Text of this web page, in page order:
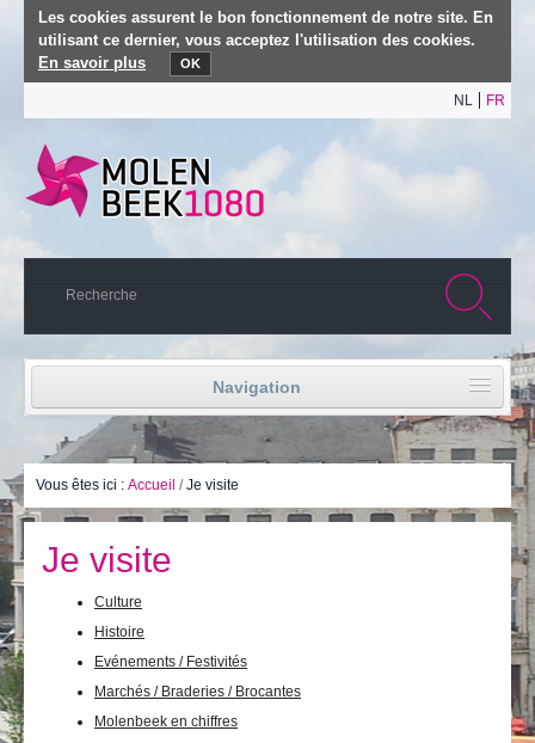
Les cookies assurent le bon fonctionnement de notre site. En
utilisant ce dernier, vous acceptez l'utilisation des cookies.
En savoir plus
OK
NL FR
Navigation
Accueil
Vie politique
Publications
Actualités
Vous êtes ici : Accueil /Je visite
Je visite
Culture
Histoire
Evénements / Festivités
Marchés / Braderies / Brocantes
Molenbeek en chiffres